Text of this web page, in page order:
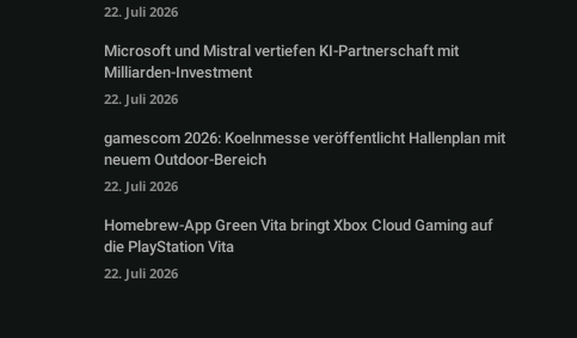
22. Juli 2026
Microsoft und Mistral vertiefen KI-Partnerschaft mit
Milliarden-Investment
22. Juli 2026
gamescom 2026: Koelnmesse veröffentlicht Hallenplan mit
neuem Outdoor-Bereich
22. Juli 2026
Homebrew-App Green Vita bringt Xbox Cloud Gaming auf
die PlayStation Vita
22. Juli 2026